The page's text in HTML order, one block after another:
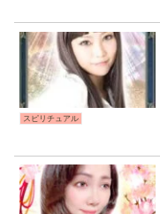
スピリチュアル